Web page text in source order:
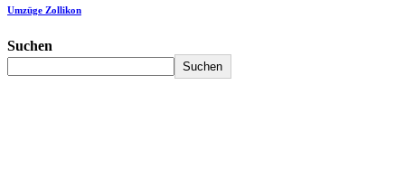
Umzüge Zollikon
Suchen
Suchen